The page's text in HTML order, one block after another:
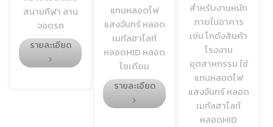
สนามกีฬา ลาน
จอดรถ
รายละเอียด
แทนหลอดไฟ
แสงจันทร์ หลอด
เมทัลฮาไลท์
หลอดHID หลอด
โซเดียม
รายละเอียด
สำหรับงานหนัก
ภายในอาคาร
เช่น โกดังสินค้า
โรงงาน
อุตสาหกรรม ใช้
แทนหลอดไฟ
แสงจันทร์ หลอด
เมทัลฮาไลท์
หลอดHID